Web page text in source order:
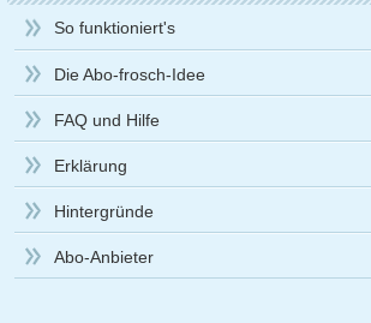
So funktioniert's
Die Abo-frosch-Idee
FAQ und Hilfe
Erklärung
Hintergründe
Abo-Anbieter